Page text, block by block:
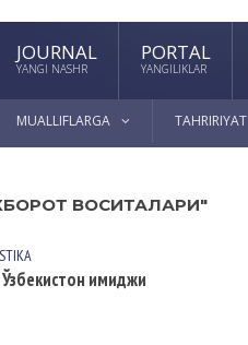
JOURNAL
YANGI NASHR
PORTAL
YANGILIKLAR
MUALLIFLARGA TAHRIRIYAT
ВОСИТАЛАРИ"
имиджи